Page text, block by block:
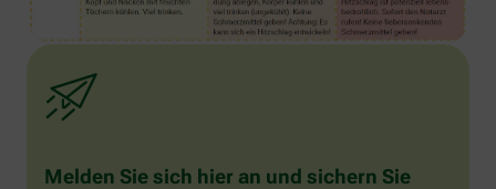
Melden Sie sich hier an und sichern Sie